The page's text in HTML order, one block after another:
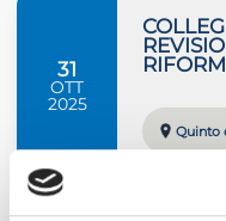
31
OTT
2025
Concluso
Quinto